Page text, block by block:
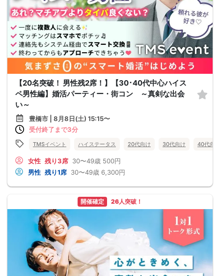
【20名突破！ 男性残2席！】【30･40代中心ハイス
ペ男性編】婚活パーティー・街コン ～真剣な出会
い～
豊橋市 | 8月8日(土) 15:15〜
受付終了まで3分
TMSイベント ハイステータス 20代向け 30代向け 40代向け
女性 残り3席 30〜49歳 500円
男性 残り1席 30〜49歳 6,300円
開催確定 26人突破！